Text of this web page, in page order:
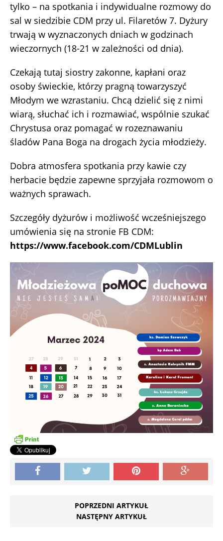
tylko – na spotkania i indywidualne rozmowy do
sal w siedzibie CDM przy ul. Filaretów 7. Dyżury
trwają w wyznaczonych dniach w godzinach
wieczornych (18-21 w zależności od dnia).
Czekają tutaj siostry zakonne, kapłani oraz
osoby świeckie, którzy pragną towarzyszyć
Młodym we wzrastaniu. Chcą dzielić się z nimi
wiarą, słuchać ich i rozmawiać, wspólnie szukać
Chrystusa oraz pomagać w rozeznawaniu
śladów Pana Boga na drogach życia młodzieży.
Dobra atmosfera spotkania przy kawie czy
herbacie będzie zapewne sprzyjała rozmowom o
ważnych sprawach.
Szczegóły dyżurów i możliwość wcześniejszego
umówienia się na stronie FB CDM:
https://www.facebook.com/CDMLublin
POPRZEDNI ARTYKUŁ
NASTĘPNY ARTYKUŁ